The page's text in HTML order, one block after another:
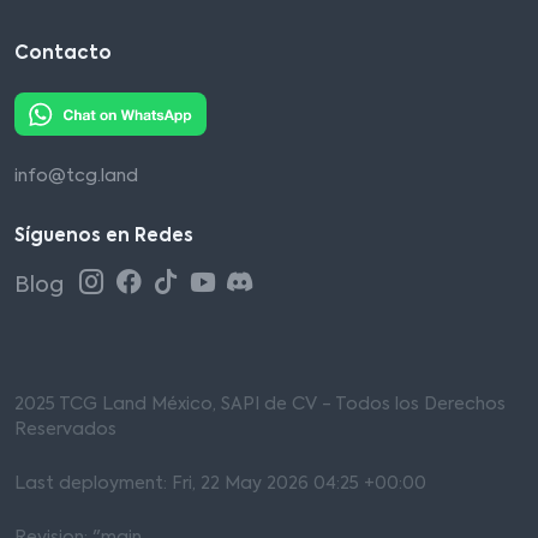
Contacto
info@tcg.land
Síguenos en Redes
Blog
2025 TCG Land México, SAPI de CV - Todos los Derechos
Reservados
Last deployment: Fri, 22 May 2026 04:25 +00:00